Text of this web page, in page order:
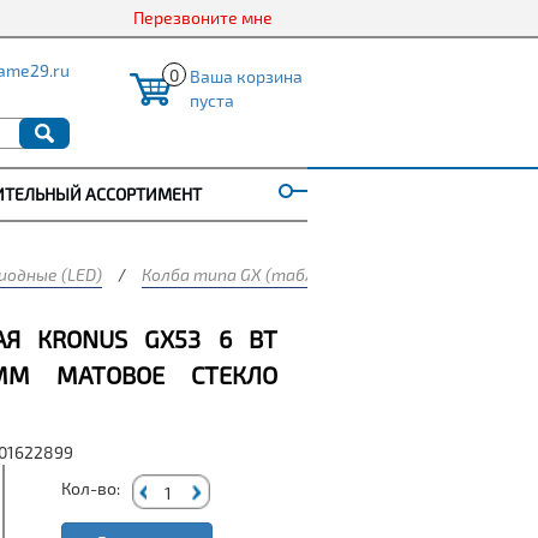
Перезвоните мне
0 Ваша корзина
пуста
АССОРТИМЕНТ
(LED) / Колба типа GX (таблетка)
КRONUS GX53 6 ВТ
МАТОВОЕ СТЕКЛО
Кол-во: